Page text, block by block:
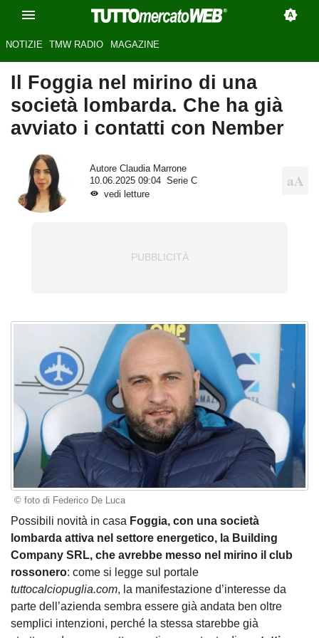
NOTIZIE TMW RADIO MAGAZINE
Il Foggia nel mirino di una
società lombarda. Che ha già
avviato i contatti con Nember
Autore Claudia Marrone
10.06.2025 09:04
Serie C
vedi letture
© foto di Federico De Luca
Possibili novità in casa Foggia, con una società
lombarda attiva nel settore energetico, la Building
Company SRL, che avrebbe messo nel mirino il club
rossonero: come si legge sul portale
tuttocalciopuglia.com, la manifestazione d’interesse da
parte dell’azienda sembra essere già andata ben oltre
semplici intenzioni, perché la stessa starebbe già